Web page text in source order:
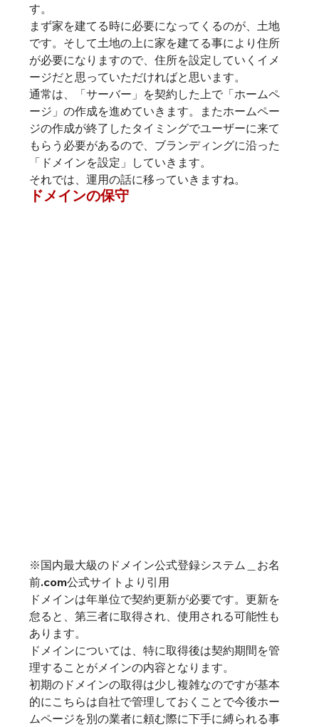
す。
まず家を建てる時に必要になってくるのが、土地
です。そして土地の上に家を建てる事により住所
が必要になりますので、住所を設定していくイメ
ージだと思っていただければと思います。
通常は、「サーバー」を契約した上で「ホームペ
ージ」の作成を進めていきます。またホームペー
ジの作成が終了したタイミングでユーザーに来て
もらう必要があるので、ブランディングに沿った
「ドメインを設定」していきます。
それでは、運用の話に移っていきますね。
ドメインの保守
※国内最大級のドメイン公式登録システム＿お名
前.com公式サイトより引用
ドメインは年単位で契約更新が必要です。更新を
怠ると、第三者に取得され、使用される可能性も
あります。
ドメインについては、特に取得後は契約期間を管
理することがメインの内容となります。
初期のドメインの取得は少し複雑なのですが基本
的にこちらは自社で管理しておくことで今後ホー
ムページを別の業者に頼む際に下手に縛られる事